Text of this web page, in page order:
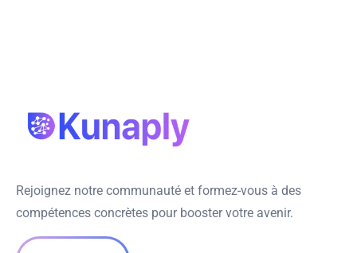
Rejoignez notre communauté et formez-vous à des
compétences concrètes pour booster votre avenir.